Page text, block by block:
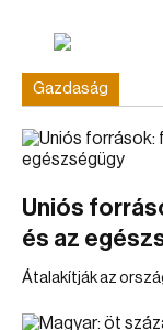
Gazdaság
Uniós
és az
Átalakítják az